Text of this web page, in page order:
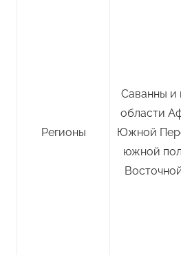
Регионы
Саванны и
области
Южной
южной